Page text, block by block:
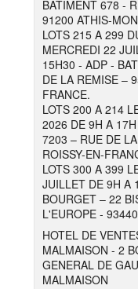
BATIMENT 678 -
91200 ATHIS-
LOTS 215 A 299
MERCREDI 22
15H30 - ADP -
DE LA REMISE –
FRANCE.
LOTS 200 A 214
2026 DE 9H A
7203 – RUE DE
ROISSY-EN-
LOTS 300 A 399
JUILLET DE 9H A
BOURGET – 22
L'EUROPE -
HOTEL DE
MALMAISON - 2
GENERAL DE
MALMAISON